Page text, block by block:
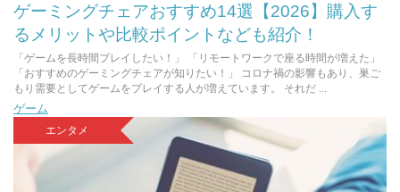
ゲーミングチェアおすすめ14選【2026】購入す
るメリットや比較ポイントなども紹介！
「ゲームを長時間プレイしたい！」 「リモートワークで座る時間が増えた」
「おすすめのゲーミングチェアが知りたい！」 コロナ禍の影響もあり、巣ご
もり需要としてゲームをプレイする人が増えています。 それだ ...
ゲーム
エンタメ